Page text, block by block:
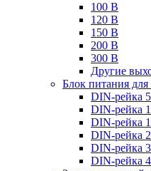
100 В
120 В
150 В
200 В
300 В
Другие
Блок питания
DIN-рейка
DIN-рейка
DIN-рейка
DIN-рейка
DIN-рейка
DIN-рейка